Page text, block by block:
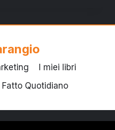
I miei libri
Fatto Quotidiano